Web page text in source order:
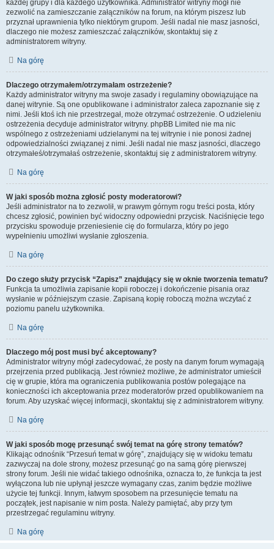
każdej grupy i dla każdego użytkownika. Administrator witryny mógł nie
zezwolić na zamieszczanie załączników na forum, na którym piszesz lub
przyznał uprawnienia tylko niektórym grupom. Jeśli nadal nie masz jasności,
dlaczego nie możesz zamieszczać załączników, skontaktuj się z
administratorem witryny.
Na górę
Dlaczego otrzymałem/otrzymałam ostrzeżenie?
Każdy administrator witryny ma swoje zasady i regulaminy obowiązujące na
danej witrynie. Są one opublikowane i administrator zaleca zapoznanie się z
nimi. Jeśli ktoś ich nie przestrzegał, może otrzymać ostrzeżenie. O udzieleniu
ostrzeżenia decyduje administrator witryny. phpBB Limited nie ma nic
wspólnego z ostrzeżeniami udzielanymi na tej witrynie i nie ponosi żadnej
odpowiedzialności związanej z nimi. Jeśli nadal nie masz jasności, dlaczego
otrzymałeś/otrzymałaś ostrzeżenie, skontaktuj się z administratorem witryny.
Na górę
W jaki sposób można zgłosić posty moderatorowi?
Jeśli administrator na to zezwolił, w prawym górnym rogu treści posta, który
chcesz zgłosić, powinien być widoczny odpowiedni przycisk. Naciśnięcie tego
przycisku spowoduje przeniesienie cię do formularza, który po jego
wypełnieniu umożliwi wysłanie zgłoszenia.
Na górę
Do czego służy przycisk “Zapisz” znajdujący się w oknie tworzenia tematu?
Funkcja ta umożliwia zapisanie kopii roboczej i dokończenie pisania oraz
wysłanie w późniejszym czasie. Zapisaną kopię roboczą można wczytać z
poziomu panelu użytkownika.
Na górę
Dlaczego mój post musi być akceptowany?
Administrator witryny mógł zadecydować, że posty na danym forum wymagają
przejrzenia przed publikacją. Jest również możliwe, że administrator umieścił
cię w grupie, która ma ograniczenia publikowania postów polegające na
konieczności ich akceptowania przez moderatorów przed opublikowaniem na
forum. Aby uzyskać więcej informacji, skontaktuj się z administratorem witryny.
Na górę
W jaki sposób mogę przesunąć swój temat na górę strony tematów?
Klikając odnośnik “Przesuń temat w górę”, znajdujący się w widoku tematu
zazwyczaj na dole strony, możesz przesunąć go na samą górę pierwszej
strony forum. Jeśli nie widać takiego odnośnika, oznacza to, że funkcja ta jest
wyłączona lub nie upłynął jeszcze wymagany czas, zanim będzie możliwe
użycie tej funkcji. Innym, łatwym sposobem na przesunięcie tematu na
początek, jest napisanie w nim posta. Należy pamiętać, aby przy tym
przestrzegać regulaminu witryny.
Na górę